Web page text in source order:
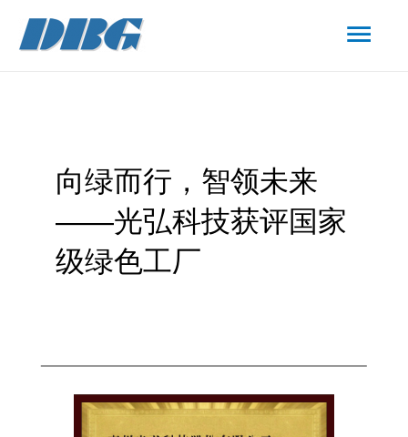
向绿而行，智领未来
——光弘科技获评国家
级绿色工厂